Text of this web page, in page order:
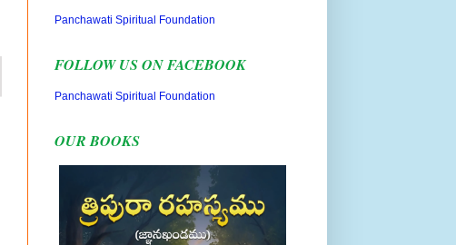
Panchawati Spiritual Foundation
FOLLOW US ON FACEBOOK
Panchawati Spiritual Foundation
OUR BOOKS